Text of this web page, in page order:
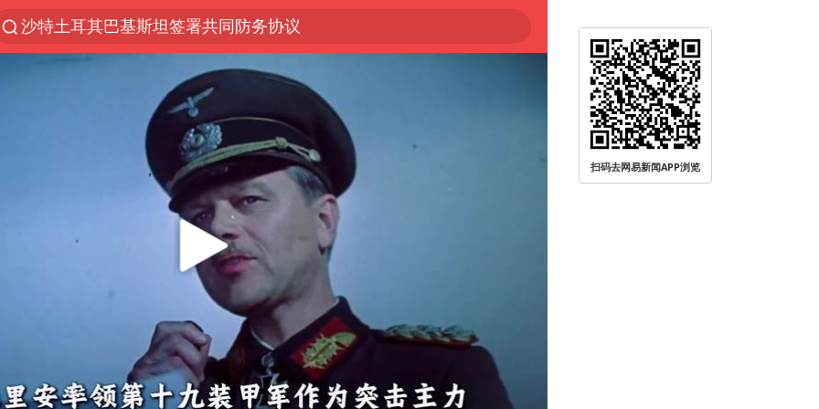
沙特土耳其巴基斯坦签署共同防务协议
“电影+”如何激发千亿级消费新活力？
“秋天的第一杯奶茶”6岁了
全球首个长时储能一体化产业园量产
台风白海豚已进入24小时警戒线
四川宜宾市高县4.9级地震致1人死亡
中国女篮70-67险胜尼日利亚女篮
名创优品回应女子吐槽内裤质量差
上海：台风白海豚或将带来龙卷风
国防部：中国军队坚决反制任何闹海挑衅图谋
U17国足三连胜晋级明日之星半决赛
扫码去网易新闻APP浏览